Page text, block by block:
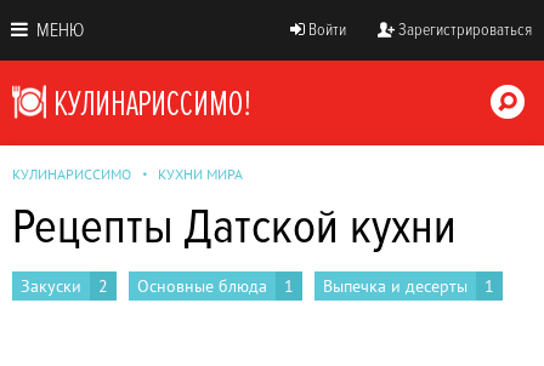
МЕНЮ Войти Зарегистрироваться
КУЛИНАРИССИМО КУХНИ МИРА
Рецепты Датской кухни
Закуски 2 Основные блюда 1 Выпечка и десерты 1